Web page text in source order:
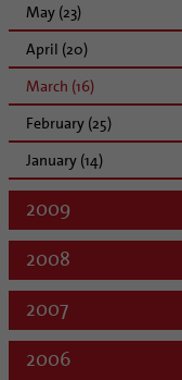
May (23)
April (20)
March (16)
February (25)
January (14)
2009
2008
2007
2006